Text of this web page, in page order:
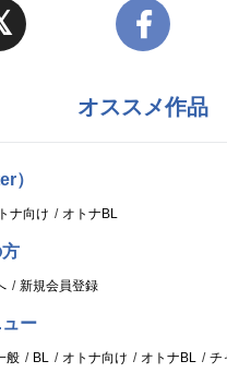
オススメ作品
）
ナ向け オトナBL
新規会員登録
ー
般 BL オトナ向け オトナBL チ